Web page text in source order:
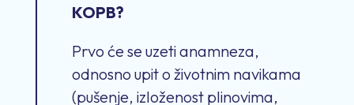
KOPB?
Prvo će se uzeti anamneza,
odnosno upit o životnim navikama
(pušenje, izloženost plinovima,